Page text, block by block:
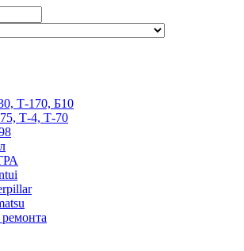
Т-170, Б10
Т-4, Т-70